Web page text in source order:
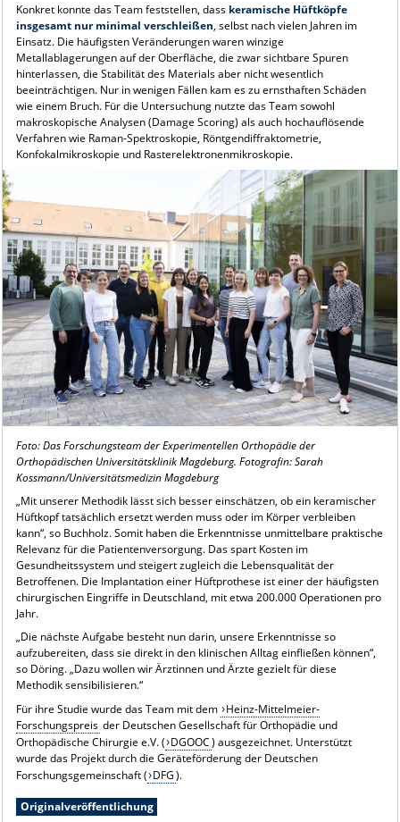
Konkret konnte das Team feststellen, dass keramische Hüftköpfe
insgesamt nur minimal verschleißen, selbst nach vielen Jahren im
Einsatz. Die häufigsten Veränderungen waren winzige
Metallablagerungen auf der Oberfläche, die zwar sichtbare Spuren
hinterlassen, die Stabilität des Materials aber nicht wesentlich
beeinträchtigen. Nur in wenigen Fällen kam es zu ernsthaften Schäden
wie einem Bruch. Für die Untersuchung nutzte das Team sowohl
makroskopische Analysen (Damage Scoring) als auch hochauflösende
Verfahren wie Raman-Spektroskopie, Röntgendiffraktometrie,
Konfokalmikroskopie und Rasterelektronenmikroskopie.
Foto: Das Forschungsteam der Experimentellen Orthopädie der
Orthopädischen Universitätsklinik Magdeburg. Fotografin: Sarah
Kossmann/Universitätsmedizin Magdeburg
„Mit unserer Methodik lässt sich besser einschätzen, ob ein keramischer
Hüftkopf tatsächlich ersetzt werden muss oder im Körper verbleiben
kann“, so Buchholz. Somit haben die Erkenntnisse unmittelbare praktische
Relevanz für die Patientenversorgung. Das spart Kosten im
Gesundheitssystem und steigert zugleich die Lebensqualität der
Betroffenen. Die Implantation einer Hüftprothese ist einer der häufigsten
chirurgischen Eingriffe in Deutschland, mit etwa 200.000 Operationen pro
Jahr.
„Die nächste Aufgabe besteht nun darin, unsere Erkenntnisse so
aufzubereiten, dass sie direkt in den klinischen Alltag einfließen können“,
so Döring. „Dazu wollen wir Ärztinnen und Ärzte gezielt für diese
Methodik sensibilisieren.“
Für ihre Studie wurde das Team mit dem Heinz-Mittelmeier-
Forschungspreis der Deutschen Gesellschaft für Orthopädie und
Orthopädische Chirurgie e.V. ( DGOOC) ausgezeichnet. Unterstützt
wurde das Projekt durch die Geräteförderung der Deutschen
Forschungsgemeinschaft ( DFG).
Originalveröffentlichung